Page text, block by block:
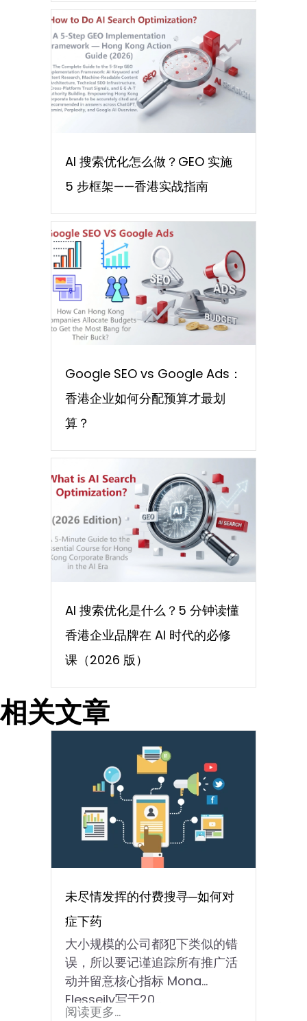
AI 搜索优化怎么做？GEO 实施
5 步框架——香港实战指南
Google SEO vs Google Ads：
香港企业如何分配预算才最划
算？
AI 搜索优化是什么？5 分钟读懂
香港企业品牌在 AI 时代的必修
课（2026 版）
相关文章
未尽情发挥的付费搜寻─如何对
症下药￼￼
大小规模的公司都犯下类似的错
误，所以要记谨追踪所有推广活
动并留意核心指标 Mona
Elesseily写于20...
阅读更多...